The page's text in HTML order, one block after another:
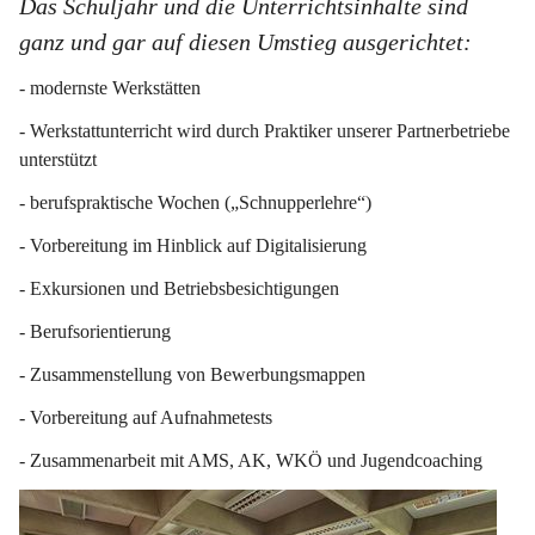
Das Schuljahr und die Unterrichtsinhalte sind
ganz und gar auf diesen Umstieg ausgerichtet:
- modernste Werkstätten
- Werkstattunterricht wird durch Praktiker unserer Partnerbetriebe
unterstützt
- berufspraktische Wochen („Schnupperlehre“)
- Vorbereitung im Hinblick auf Digitalisierung
- Exkursionen und Betriebsbesichtigungen
- Berufsorientierung
- Zusammenstellung von Bewerbungsmappen
- Vorbereitung auf Aufnahmetests
- Zusammenarbeit mit AMS, AK, WKÖ und Jugendcoaching